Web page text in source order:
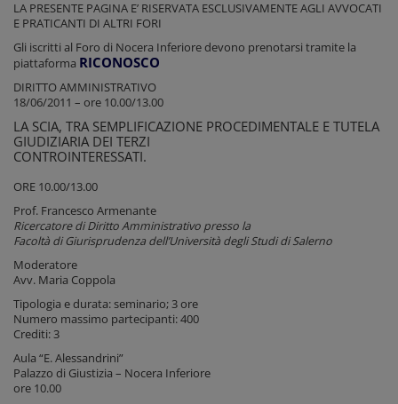
LA PRESENTE PAGINA E’ RISERVATA ESCLUSIVAMENTE AGLI AVVOCATI
E PRATICANTI DI ALTRI FORI
Gli iscritti al Foro di Nocera Inferiore devono prenotarsi tramite la
piattaforma RICONOSCO
DIRITTO AMMINISTRATIVO
18/06/2011 – ore 10.00/13.00
LA SCIA, TRA SEMPLIFICAZIONE PROCEDIMENTALE E TUTELA
GIUDIZIARIA DEI TERZI
CONTROINTERESSATI.
ORE 10.00/13.00
Prof. Francesco Armenante
Ricercatore di Diritto Amministrativo presso la
Facoltà di Giurisprudenza dell’Università degli Studi di Salerno
Moderatore
Avv. Maria Coppola
Tipologia e durata: seminario; 3 ore
Numero massimo partecipanti: 400
Crediti: 3
Aula “E. Alessandrini”
Palazzo di Giustizia – Nocera Inferiore
ore 10.00